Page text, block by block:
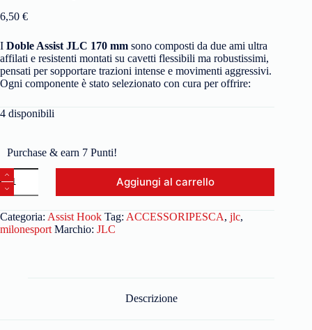
6,50 €
I Doble Assist JLC 170 mm sono composti da due ami ultra
affilati e resistenti montati su cavetti flessibili ma robustissimi,
pensati per sopportare trazioni intense e movimenti aggressivi.
Ogni componente è stato selezionato con cura per offrire:
4 disponibili
Purchase & earn 7 Punti!
Aggiungi al carrello
Categoria: Assist Hook Tag: ACCESSORIPESCA, jlc,
milonesport Marchio: JLC
Descrizione